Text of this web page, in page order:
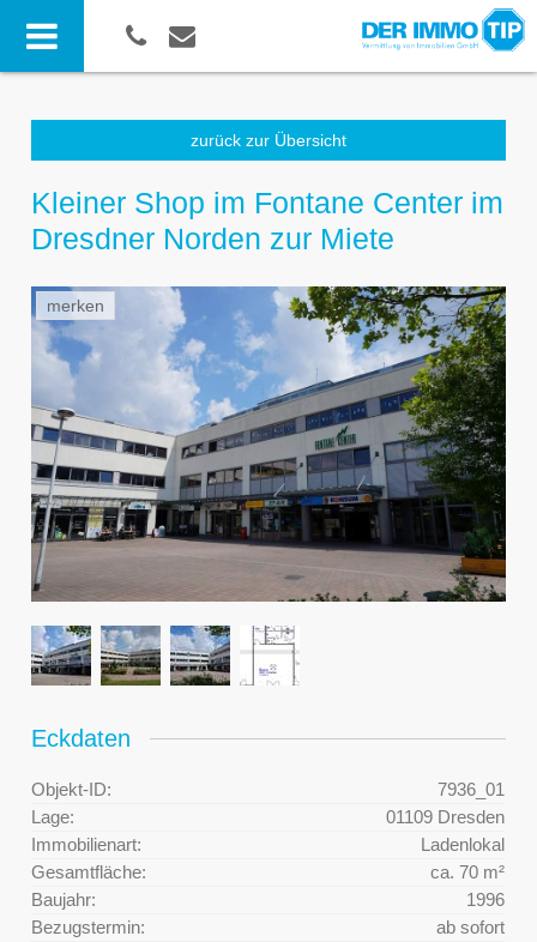
zurück zur Übersicht
Kleiner Shop im Fontane Center im
Dresdner Norden zur Miete
merken
Eckdaten
Objekt-ID:
7936_01
Lage:
01109 Dresden
Immobilienart:
Ladenlokal
Gesamtfläche:
ca. 70 m²
Baujahr:
1996
Bezugstermin:
ab sofort